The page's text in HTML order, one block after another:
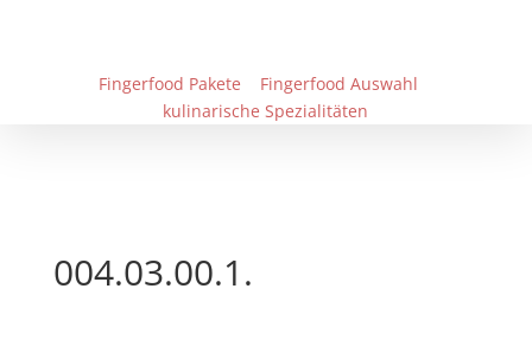
Fingerfood Pakete
Fingerfood Auswahl
kulinarische Spezialitäten
004.03.00.1.